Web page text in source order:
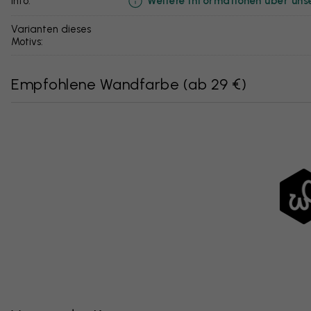
Varianten dieses
Motivs:
Empfohlene Wandfarbe (ab 29 €)